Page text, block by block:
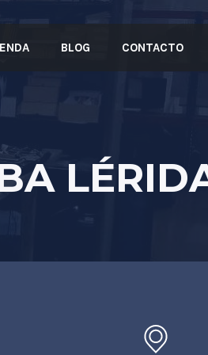
BLOG CONTACTO